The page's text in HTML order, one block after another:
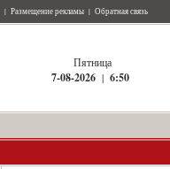
| Размещение рекламы | Обратная связь
Пятница
7-08-2026 | 6:50